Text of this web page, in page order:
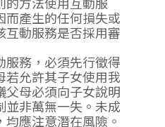
而產生的任何損失或
互動服務是否採用審
服務，必須先行徵得
若允許其子女使用我
父母必須向子女說明
並非萬無一失。未成
應注意潛在風險。